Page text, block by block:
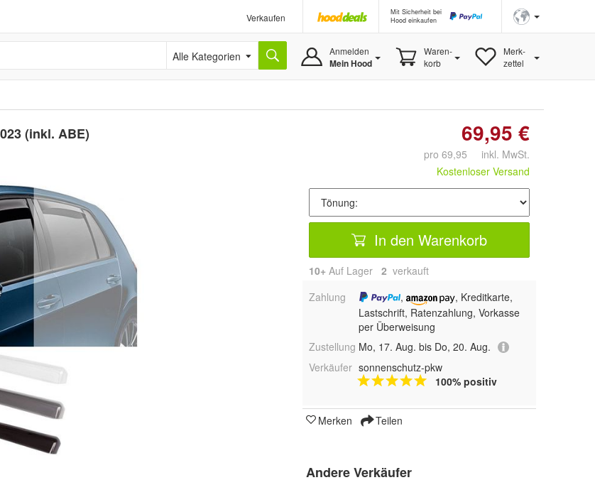
Verkaufen
Mit Sicherheit bei
Hood einkaufen
Alle Kategorien Anmelden
Mein Hood
Waren-
korb
Merk-
zettel
(inkl. ABE) 69,95 €
pro 69,95 inkl. MwSt.
Kostenloser Versand
In den Warenkorb
10+ Auf Lager 2 verkauft
Zahlung
,
, Kreditkarte,
Lastschrift, Ratenzahlung, Vorkasse
per Überweisung
Zustellung Mo, 17. Aug. bis Do, 20. Aug.
Verkäufer sonnenschutz-pkw
100% positiv
Merken Teilen
Andere Verkäufer